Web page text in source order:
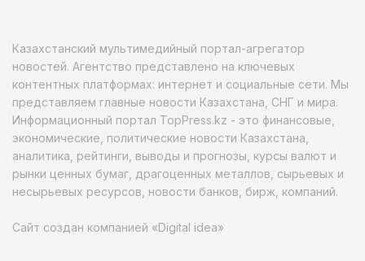
Казахстанский мультимедийный портал-агрегатор
новостей. Агентство представлено на ключевых
контентных платформах: интернет и социальные сети. Мы
представляем главные новости Казахстана, СНГ и мира.
Информационный портал TopPress.kz - это финансовые,
экономические, политические новости Казахстана,
аналитика, рейтинги, выводы и прогнозы, курсы валют и
рынки ценных бумаг, драгоценных металлов, сырьевых и
несырьевых ресурсов, новости банков, бирж, компаний.
Сайт создан компанией «Digital idea»